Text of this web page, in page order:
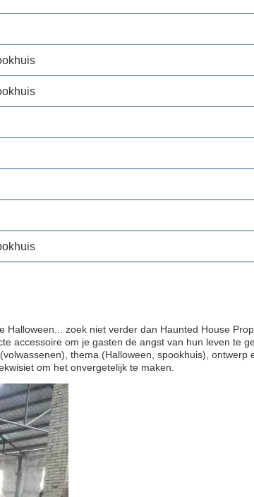
zoek niet verder dan Haunted House
accessoire om je gasten de angst van hun leven te
thema (Halloween, spookhuis), ontwerp
om het onvergetelijk te maken.